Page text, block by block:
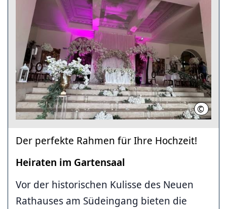
© LHH
Der perfekte Rahmen für Ihre Hochzeit!
Heiraten im Gartensaal
Vor der historischen Kulisse des Neuen
Rathauses am Südeingang bieten die